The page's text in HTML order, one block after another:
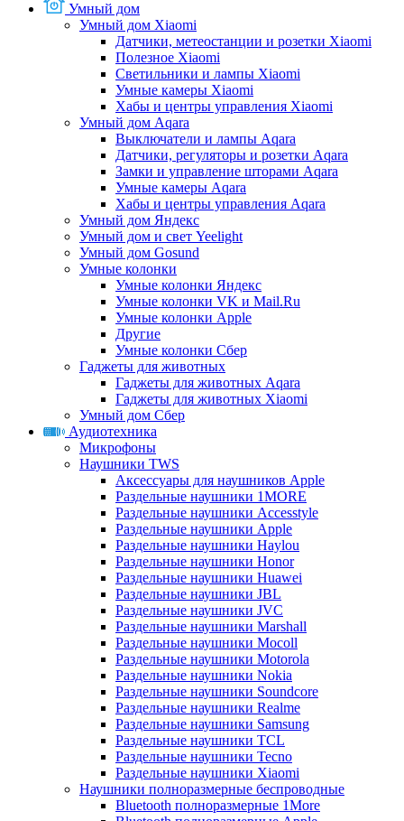
Умный дом
Умный дом Xiaomi
Датчики, метеостанции и розетки Xiaomi
Полезное Xiaomi
Светильники и лампы Xiaomi
Умные камеры Xiaomi
Хабы и центры управления Xiaomi
Умный дом Aqara
Выключатели и лампы Aqara
Датчики, регуляторы и розетки Aqara
Замки и управление шторами Aqara
Умные камеры Aqara
Хабы и центры управления Aqara
Умный дом Яндекс
Умный дом и свет Yeelight
Умный дом Gosund
Умные колонки
Умные колонки Яндекс
Умные колонки VK и Mail.Ru
Умные колонки Apple
Другие
Умные колонки Сбер
Гаджеты для животных
Гаджеты для животных Aqara
Гаджеты для животных Xiaomi
Умный дом Сбер
Аудиотехника
Микрофоны
Наушники TWS
Аксессуары для наушников Apple
Раздельные наушники 1MORE
Раздельные наушники Accesstyle
Раздельные наушники Apple
Раздельные наушники Haylou
Раздельные наушники Honor
Раздельные наушники Huawei
Раздельные наушники JBL
Раздельные наушники JVC
Раздельные наушники Marshall
Раздельные наушники Mocoll
Раздельные наушники Motorola
Раздельные наушники Nokia
Раздельные наушники Soundcore
Раздельные наушники Realme
Раздельные наушники Samsung
Раздельные наушники TCL
Раздельные наушники Tecno
Раздельные наушники Xiaomi
Наушники полноразмерные беспроводные
Bluetooth полноразмерные 1More